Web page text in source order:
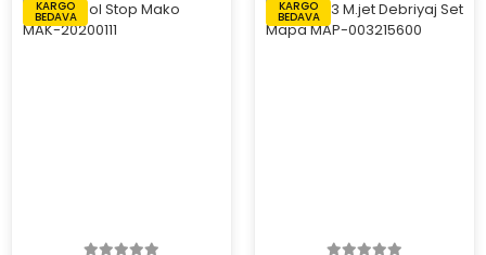
KARGO
BEDAVA
KARGO
BEDAVA